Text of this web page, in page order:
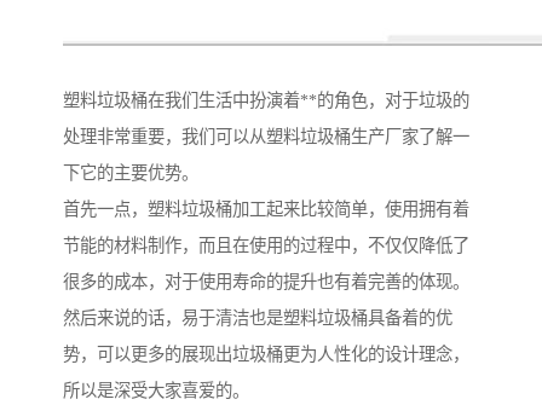
塑料垃圾桶在我们生活中扮演着**的角色，对于垃圾的
处理非常重要，我们可以从塑料垃圾桶生产厂家了解一
下它的主要优势。
首先一点，塑料垃圾桶加工起来比较简单，使用拥有着
节能的材料制作，而且在使用的过程中，不仅仅降低了
很多的成本，对于使用寿命的提升也有着完善的体现。
然后来说的话，易于清洁也是塑料垃圾桶具备着的优
势，可以更多的展现出垃圾桶更为人性化的设计理念，
所以是深受大家喜爱的。